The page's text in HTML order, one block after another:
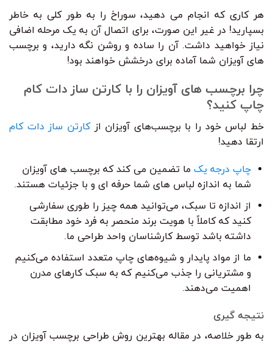
هر کاری که انجام می دهید، سوراخ را به طور کلی به خاطر
بسپارید! در غیر این صورت، برای اتصال آن به یک مرحله اضافی
نیاز خواهید داشت. آن را ساده و روشن نگه دارید، و برچسب
های آویزان شما آماده برای درخشش خواهند بود!
چرا برچسب های آویزان را با کارتن ساز دات کام
چاپ کنید؟
خط لباس خود را با برچسب‌های آویزان ازکارتن ساز دات کام
ارتقا دهید!
چاپ درجه یکما تضمین می کند که برچسب های آویزان
شما به اندازه لباس های شما حرفه ای و با جزئیات هستند.
از اندازه تا سبک، می‌توانید همه چیز را طوری سفارشی
کنید که کاملاً با هویت برند منحصر به فرد خود مطابقت
داشته باشد توسط کارشناسان واحد طراحی ما.
ما از مواد پایدار و شیوه‌های چاپ متعدد استفاده می‌کنیم
و مشتریانی را جذب می‌کنیم که به سبک کارهای مدرن
اهمیت می‌دهند.
نتیجه گیری
به طور خلاصه، در مقاله بهترین روش طراحی برچسب آویزان در